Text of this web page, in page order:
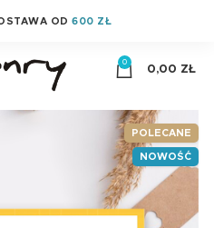
OD600 ZŁ
0
0,00 ZŁ
POLECANE
NOWOŚĆ